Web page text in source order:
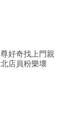
好奇找上門親
店員粉樂壞